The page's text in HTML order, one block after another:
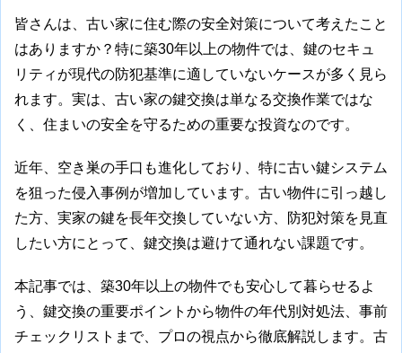
皆さんは、古い家に住む際の安全対策について考えたこと
はありますか？特に築30年以上の物件では、鍵のセキュ
リティが現代の防犯基準に適していないケースが多く見ら
れます。実は、古い家の鍵交換は単なる交換作業ではな
く、住まいの安全を守るための重要な投資なのです。
近年、空き巣の手口も進化しており、特に古い鍵システム
を狙った侵入事例が増加しています。古い物件に引っ越し
た方、実家の鍵を長年交換していない方、防犯対策を見直
したい方にとって、鍵交換は避けて通れない課題です。
本記事では、築30年以上の物件でも安心して暮らせるよ
う、鍵交換の重要ポイントから物件の年代別対処法、事前
チェックリストまで、プロの視点から徹底解説します。古